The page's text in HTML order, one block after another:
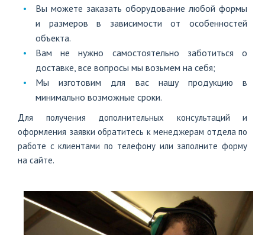
Вы можете заказать оборудование любой формы
и размеров в зависимости от особенностей
объекта.
Вам не нужно самостоятельно заботиться о
доставке, все вопросы мы возьмем на себя;
Мы изготовим для вас нашу продукцию в
минимально возможные сроки.
Для получения дополнительных консультаций и
оформления заявки обратитесь к менеджерам отдела по
работе с клиентами по телефону или заполните форму
на сайте.